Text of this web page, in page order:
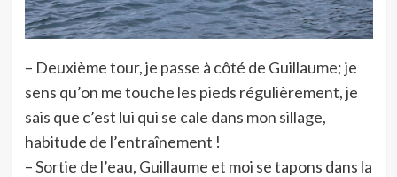
– Deuxième tour, je passe à côté de Guillaume; je
sens qu’on me touche les pieds régulièrement, je
sais que c’est lui qui se cale dans mon sillage,
habitude de l’entraînement !
– Sortie de l’eau, Guillaume et moi se tapons dans la